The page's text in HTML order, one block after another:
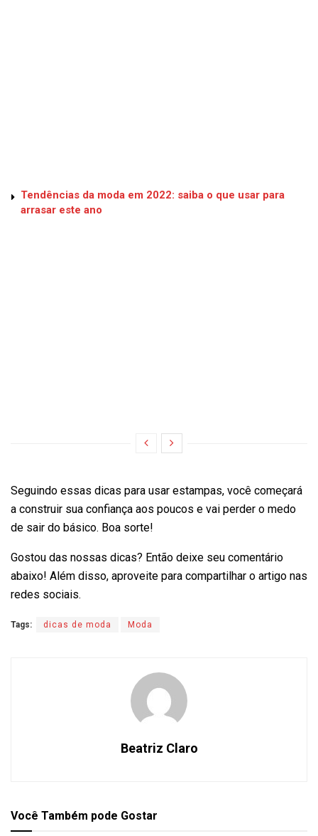
Tendências da moda em 2022: saiba o que usar para
arrasar este ano
Seguindo essas dicas para usar estampas, você começará
a construir sua confiança aos poucos e vai perder o medo
de sair do básico. Boa sorte!
Gostou das nossas dicas? Então deixe seu comentário
abaixo! Além disso, aproveite para compartilhar o artigo nas
redes sociais.
Tags: dicas de moda Moda
Beatriz Claro
Você Também pode Gostar